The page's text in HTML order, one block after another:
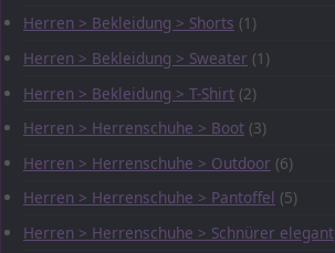
Herren > Bekleidung > Shorts (1)
Herren > Bekleidung > Sweater (1)
Herren > Bekleidung > T-Shirt (2)
Herren > Herrenschuhe > Boot (3)
Herren > Herrenschuhe > Outdoor (6)
Herren > Herrenschuhe > Pantoffel (5)
Herren > Herrenschuhe > Schnürer elegant